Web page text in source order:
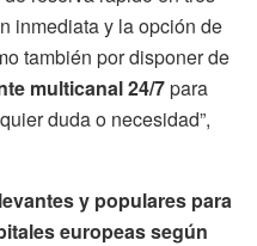
inmediata y la opción de
también por disponer de
multicanal 24/7para
duda o necesidad”,
y populares para
europeas según